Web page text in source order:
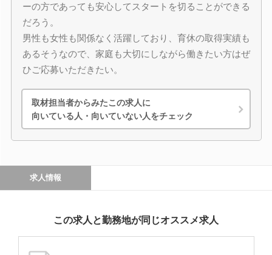
ーの方であっても安心してスタートを切ることができる
だろう。
男性も女性も関係なく活躍しており、育休の取得実績も
あるそうなので、家庭も大切にしながら働きたい方はぜ
ひご応募いただきたい。
取材担当者からみたこの求人に
向いている人・向いていない人をチェック
求人情報
この求人と勤務地が同じオススメ求人